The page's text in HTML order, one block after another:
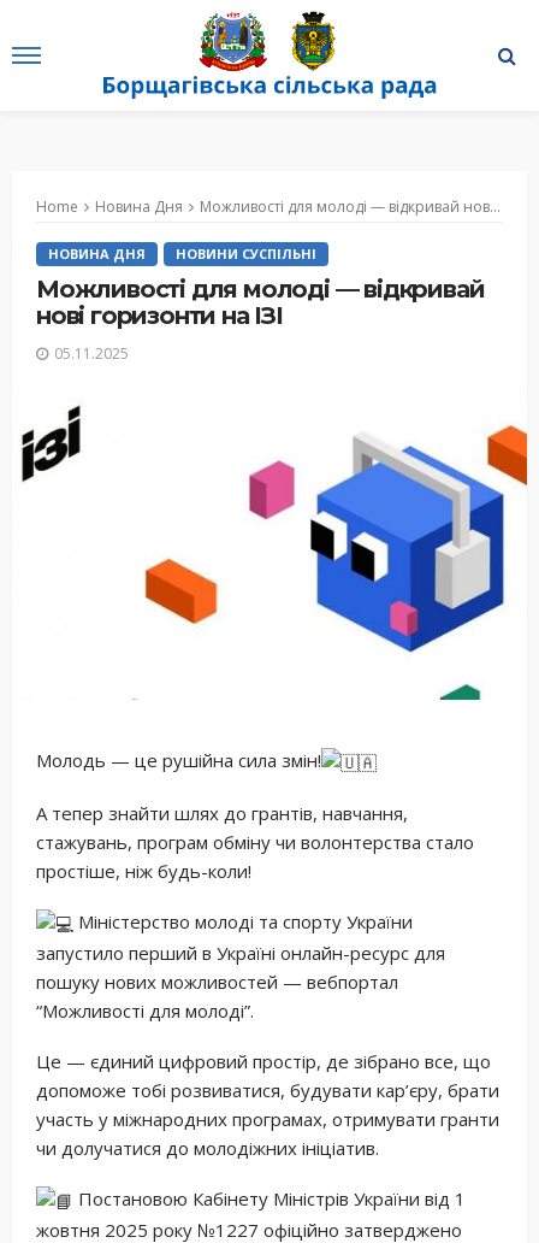
Home Новина Дня Можливості для молоді — відкривай нові горизонти на ІЗІ
НОВИНА ДНЯ НОВИНИ СУСПІЛЬНІ
Можливості для молоді — відкривай
нові горизонти на ІЗІ
05.11.2025
Молодь — це рушійна сила змін!
А тепер знайти шлях до грантів, навчання,
стажувань, програм обміну чи волонтерства стало
простіше, ніж будь-коли!
Міністерство молоді та спорту України
запустило перший в Україні онлайн-ресурс для
пошуку нових можливостей — вебпортал
“Можливості для молоді”.
Це — єдиний цифровий простір, де зібрано все, що
допоможе тобі розвиватися, будувати кар’єру, брати
участь у міжнародних програмах, отримувати гранти
чи долучатися до молодіжних ініціатив.
Постановою Кабінету Міністрів України від 1
жовтня 2025 року №1227 офіційно затверджено